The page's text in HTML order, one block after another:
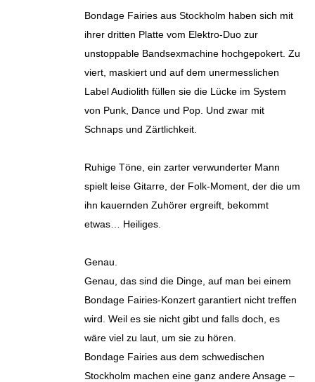
Bondage Fairies aus Stockholm haben sich mit
ihrer dritten Platte vom Elektro-Duo zur
unstoppable Bandsexmachine hochgepokert. Zu
viert, maskiert und auf dem unermesslichen
Label Audiolith füllen sie die Lücke im System
von Punk, Dance und Pop. Und zwar mit
Schnaps und Zärtlichkeit.
Ruhige Töne, ein zarter verwunderter Mann
spielt leise Gitarre, der Folk-Moment, der die um
ihn kauernden Zuhörer ergreift, bekommt
etwas… Heiliges.
Genau.
Genau, das sind die Dinge, auf man bei einem
Bondage Fairies-Konzert garantiert nicht treffen
wird. Weil es sie nicht gibt und falls doch, es
wäre viel zu laut, um sie zu hören.
Bondage Fairies aus dem schwedischen
Stockholm machen eine ganz andere Ansage –